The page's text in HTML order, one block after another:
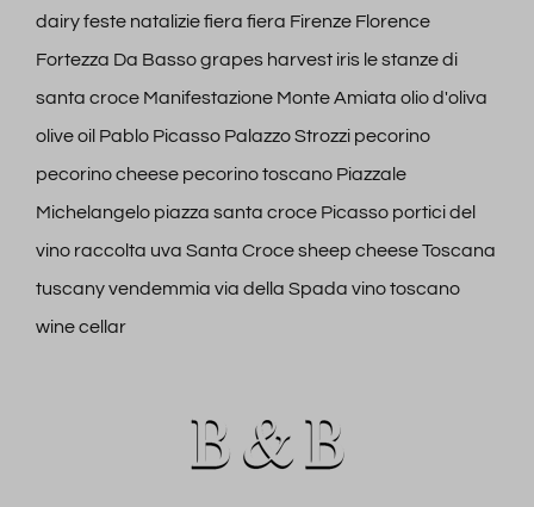
dairyfeste nataliziefiera fiera Firenze Florence
Fortezza Da Bassograpes harvest iris le stanze di
santa croce Manifestazione Monte Amiata olio d'oliva
olive oil Pablo Picasso Palazzo Strozzi pecorino
pecorino cheese pecorino toscano Piazzale
Michelangelo piazza santa croce Picasso portici del
vino raccolta uva Santa Crocesheep cheeseToscana
tuscanyvendemmia via della Spada vino toscano
wine cellar